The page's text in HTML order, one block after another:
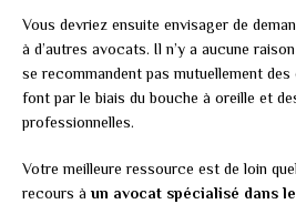
Vous devriez ensuite envisager de
à d’autres avocats. Il n’y a aucune
se recommandent pas mutuellement
font par le biais du bouche à oreille et
professionnelles.
Votre meilleure ressource est de loin
recours àun avocat spécialisé dans